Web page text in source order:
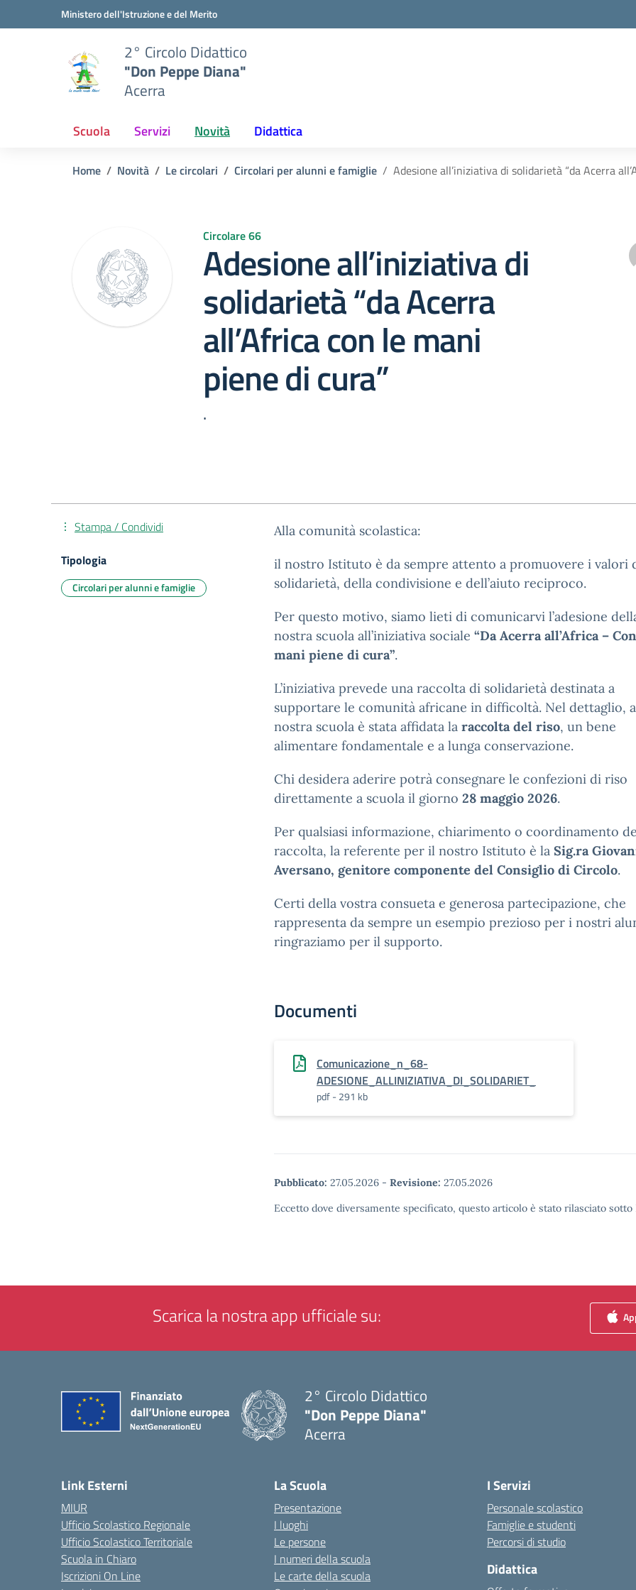
Vai ai contenuti
Vai al menu di navigazioneMinistero dell'Istruzione e del Merito
2° Circolo Didattico
"Don Peppe Diana"
Acerra
Scuola Servizi Novità Didattica
Home Novità Le circolari Circolari per alunni e famiglie Adesione all’iniziativa di solidarietà “da Acerra
Circolare 66
Adesione all’iniziativa di
solidarietà “da Acerra
all’Africa con le mani
piene di cura”
.
Alla comunità scolastica:
il nostro Istituto è da sempre attento a promuovere i valori
solidarietà, della condivisione e dell’aiuto reciproco.
Per questo motivo, siamo lieti di comunicarvi l’adesione
nostra scuola all’iniziativa sociale “Da Acerra all’Africa –
mani piene di cura”.
L’iniziativa prevede una raccolta di solidarietà destinata a
supportare le comunità africane in difficoltà. Nel dettaglio,
nostra scuola è stata affidata la raccolta del riso, un bene
alimentare fondamentale e a lunga conservazione.
Chi desidera aderire potrà consegnare le confezioni di riso
direttamente a scuola il giorno 28 maggio 2026.
Per qualsiasi informazione, chiarimento o coordinamento
raccolta, la referente per il nostro Istituto è la Sig.ra
Aversano, genitore componente del Consiglio di Circolo.
Certi della vostra consueta e generosa partecipazione, che
rappresenta da sempre un esempio prezioso per i nostri
ringraziamo per il supporto.
Documenti
Comunicazione_n_68-
ADESIONE_ALLINIZIATIVA_DI_SOLIDARIET_
pdf - 291 kb
Pubblicato: 27.05.2026 - Revisione: 27.05.2026
Eccetto dove diversamente specificato, questo articolo è stato rilasciato
Stampa / Condividi
Tipologia
Circolari per alunni e famiglie
Scarica la nostra app ufficiale su:
2° Circolo Didattico
"Don Peppe Diana"
Acerra
Link Esterni
MIUR
Ufficio Scolastico Regionale
Ufficio Scolastico Territoriale
Scuola in Chiaro
Iscrizioni On Line
La Scuola
Presentazione
I luoghi
Le persone
I numeri della scuola
Le carte della scuola
I Servizi
Personale scolastico
Famiglie e studenti
Percorsi di studio
Didattica